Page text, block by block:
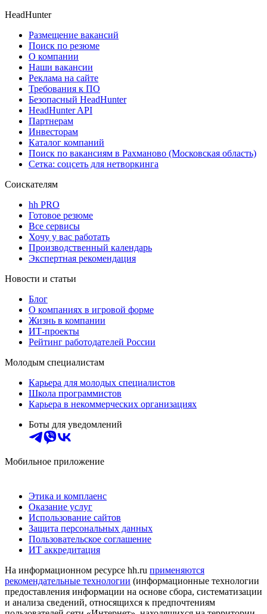
HeadHunter
Размещение вакансий
Поиск по резюме
О компании
Наши вакансии
Реклама на сайте
Требования к ПО
Безопасный HeadHunter
HeadHunter API
Партнерам
Инвесторам
Каталог компаний
Поиск по вакансиям в Рахманово (Московская область)
Сетка: соцсеть для нетворкинга
Соискателям
hh PRO
Готовое резюме
Все сервисы
Хочу у вас работать
Производственный календарь
Экспертная рекомендация
Новости и статьи
Блог
О компаниях в игровой форме
Жизнь в компании
ИТ-проекты
Рейтинг работодателей России
Молодым специалистам
Карьера для молодых специалистов
Школа программистов
Карьера в некоммерческих организациях
Боты для уведомлений
Мобильное приложение
Этика и комплаенс
Оказание услуг
Использование сайтов
Защита персональных данных
Пользовательское соглашение
ИТ аккредитация
На информационном ресурсе hh.ru применяются
рекомендательные технологии (информационные технологии
предоставления информации на основе сбора, систематизации
и анализа сведений, относящихся к предпочтениям